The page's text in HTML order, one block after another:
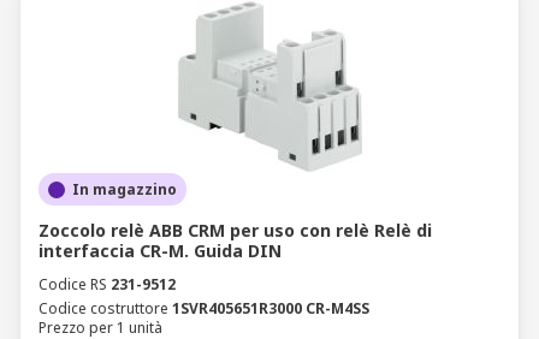
In magazzino
Zoccolo relè ABB CRM per uso con relè Relè di
interfaccia CR-M. Guida DIN
Codice RS 231-9512
Codice costruttore 1SVR405651R3000 CR-M4SS
Prezzo per 1 unità